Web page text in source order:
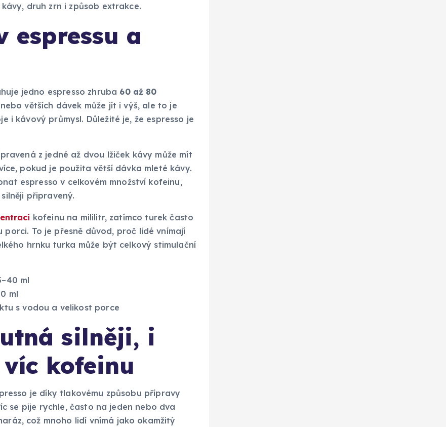
druh zrn i způsob extrakce.
espressu a
jedno espresso zhruba 60 až 80
větších dávek může jít i výš, ale to je
i kávový průmysl. Důležité je, že espresso je
z jedné až dvou lžiček kávy může mít
pokud je použita větší dávka mleté kávy.
espresso v celkovém množství kofeinu,
připravený.
kofeinu na mililitr, zatímco turek často
porci. To je přesně důvod, proč lidé vnímají
hrnku turka může být celkový stimulační
ml
ml
s vodou a velikost porce
silněji, i
kofeinu
je díky tlakovému způsobu přípravy
se pije rychle, často na jeden nebo dva
což mnoho lidí vnímá jako okamžitý